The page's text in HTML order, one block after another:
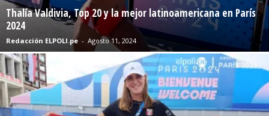
Thalía Valdivia, Top 20 y la mejor latinoamericana en París
2024
Redacción ELPOLI.pe - Agosto 11, 2024